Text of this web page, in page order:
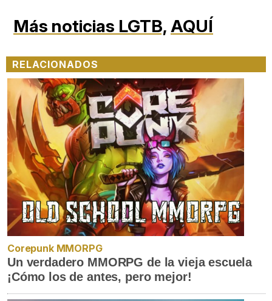
Más noticias LGTB, AQUÍ
RELACIONADOS
Corepunk MMORPG
Un verdadero MMORPG de la vieja escuela
¡Cómo los de antes, pero mejor!